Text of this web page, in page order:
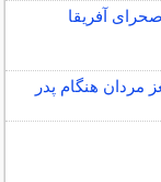
آفریقا
مردان هنگام پدر